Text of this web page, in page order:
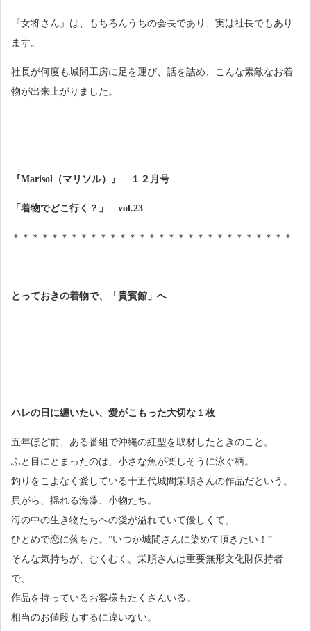
『女将さん』は、もちろんうちの会長であり、実は社長でもあり
ます。
社長が何度も城間工房に足を運び、話を詰め、こんな素敵なお着
物が出来上がりました。
『Marisol（マリソル）』 １２月号
「着物でどこ行く？」 vol.23
＊＊＊＊＊＊＊＊＊＊＊＊＊＊＊＊＊＊＊＊＊＊＊＊＊＊＊＊＊
とっておきの着物で、「貴賓館」へ
ハレの日に纏いたい、愛がこもった大切な１枚
五年ほど前、ある番組で沖縄の紅型を取材したときのこと。
ふと目にとまったのは、小さな魚が楽しそうに泳ぐ柄。
釣りをこよなく愛している十五代城間栄順さんの作品だという。
貝がら、揺れる海藻、小物たち。
海の中の生き物たちへの愛が溢れていて優しくて。
ひとめで恋に落ちた。”いつか城間さんに染めて頂きたい！”
そんな気持ちが、むくむく。栄順さんは重要無形文化財保持者
で、
作品を持っているお客様もたくさんいる。
相当のお値段もするに違いない。